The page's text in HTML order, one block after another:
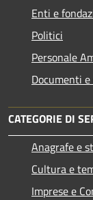
Enti e
Politici
Personale
Documenti
CATEGORIE DI
Anagrafe e
Cultura e
Imprese e